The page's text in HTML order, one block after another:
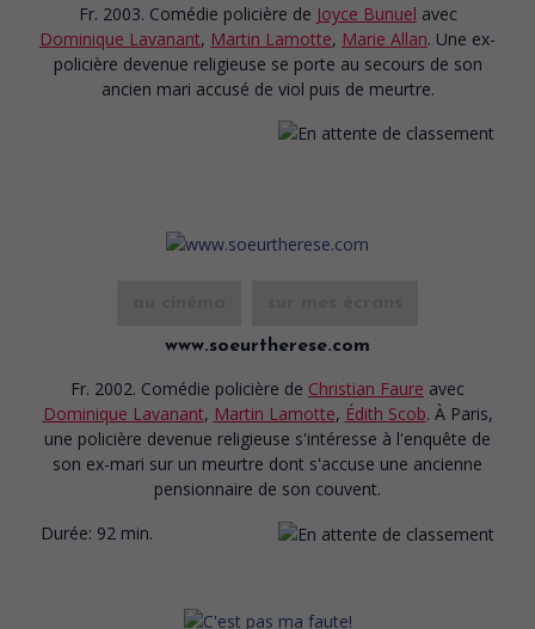
Fr. 2003. Comédie policière de Joyce Bunuel avec
Dominique Lavanant, Martin Lamotte, Marie Allan. Une ex-
policière devenue religieuse se porte au secours de son
ancien mari accusé de viol puis de meurtre.
www.soeurtherese.com
Fr. 2002. Comédie policière de Christian Faure avec
Dominique Lavanant, Martin Lamotte, Édith Scob. À Paris,
une policière devenue religieuse s'intéresse à l'enquête de
son ex-mari sur un meurtre dont s'accuse une ancienne
pensionnaire de son couvent.
Durée: 92 min.